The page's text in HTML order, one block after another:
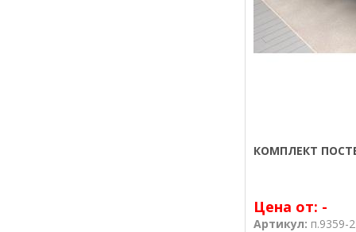
КОМПЛЕКТ
Цена от: -
Артикул: п.9359-2